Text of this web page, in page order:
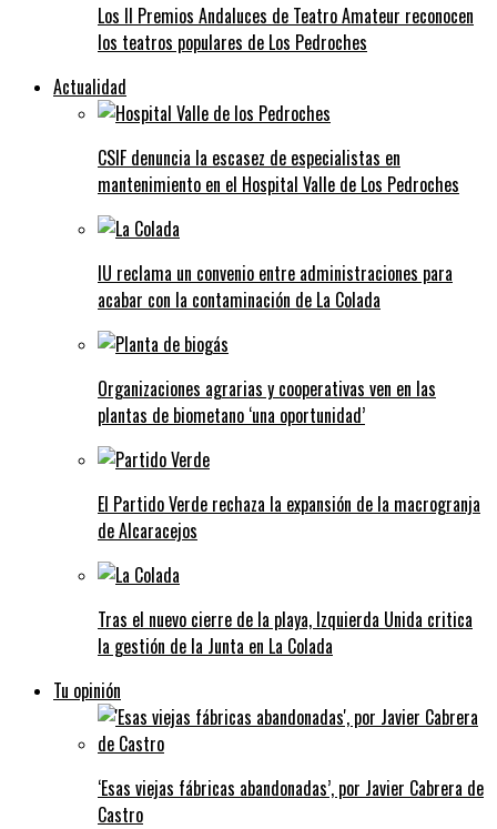
Los II Premios Andaluces de Teatro Amateur reconocen
los teatros populares de Los Pedroches
Actualidad
CSIF denuncia la escasez de especialistas en
mantenimiento en el Hospital Valle de Los Pedroches
IU reclama un convenio entre administraciones para
acabar con la contaminación de La Colada
Organizaciones agrarias y cooperativas ven en las
plantas de biometano ‘una oportunidad’
El Partido Verde rechaza la expansión de la macrogranja
de Alcaracejos
Tras el nuevo cierre de la playa, Izquierda Unida critica
la gestión de la Junta en La Colada
Tu opinión
‘Esas viejas fábricas abandonadas’, por Javier Cabrera de
Castro